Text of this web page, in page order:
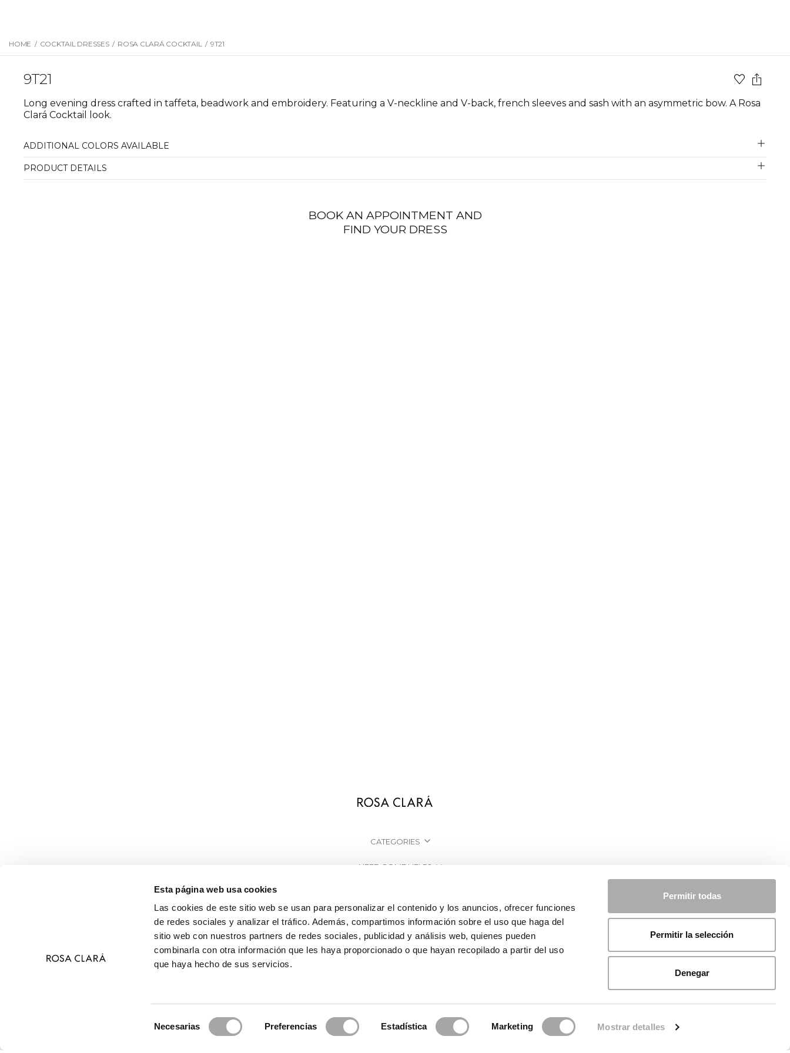
Esta página web usa cookies
Las cookies de este sitio web se usan para personalizar el contenido y los anuncios, ofrecer funciones
de redes sociales y analizar el tráfico. Además, compartimos información sobre el uso que haga del
sitio web con nuestros partners de redes sociales, publicidad y análisis web, quienes pueden
combinarla con otra información que les haya proporcionado o que hayan recopilado a partir del uso
que haya hecho de sus servicios.
Necesarias Preferencias Estadística Marketing Mostrar detalles
Permitir todas
Permitir la selección
Denegar
HOME / COCKTAIL DRESSES / ROSA CLARÁ COCKTAIL / 9T21
9T21
Long evening dress crafted in taffeta, beadwork and embroidery. Featuring a V-neckline and V-back, french sleeves and sash with an asymmetric bow. A Rosa
Clará Cocktail look.
ADDITIONAL COLORS AVAILABLE
PRODUCT DETAILS
BOOK AN APPOINTMENT AND
FIND YOUR DRESS
CATEGORIES
NEED SOME HELP?
COMPANY